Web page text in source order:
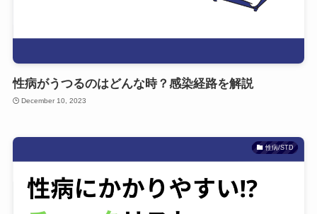
性病がうつるのはどんな時？感染経路を解説
December 10, 2023
性病/STD